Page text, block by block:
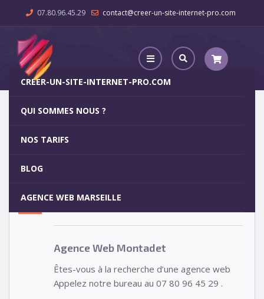
07.80.96.45.29 contact@creer-un-site-internet-pro.com
CREER-UN-SITE-INTERNET-PRO.COM
QUI SOMMES NOUS ?
NOS TARIFS
BLOG
AGENCE WEB MARSEILLE
Agence Web Montadet
5
Votre site internet pour 29€
Agence Web Montadet
Êtes-vous à la recherche d’une agence web
Appelez notre bureau au 07 80 96 45 29 .